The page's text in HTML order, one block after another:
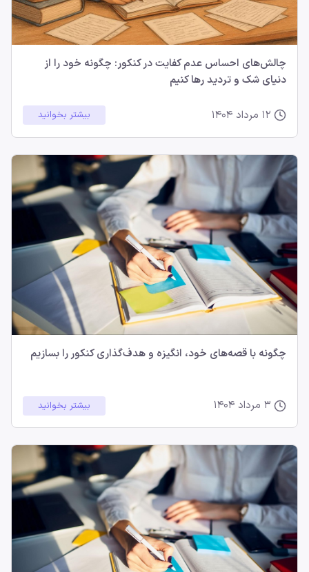
چالش‌های احساس عدم کفایت در کنکور: چگونه خود را از
دنیای شک و تردید رها کنیم
بیشتر بخوانید
چگونه با قصه‌های خود، انگیزه و هدف‌گذاری کنکور را بسازیم
بیشتر بخوانید